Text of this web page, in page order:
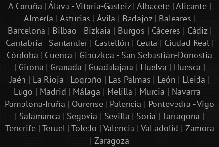
A Coruña | Álava - Vitoria-Gasteiz| Albacete| Alicante|
Almería | Asturias | Ávila | Badajoz| Baleares |
Barcelona | Bilbao - Bizkaia | Burgos | Cáceres | Cádiz|
Cantabria - Santander| Castellón | Ceuta | Ciudad Real|
Córdoba | Cuenca | Gipuzkoa - San Sebastián-Donostia
| Girona | Granada | Guadalajara | Huelva | Huesca |
Jaén | La Rioja - Logroño | Las Palmas | León | Lleida |
Lugo | Madrid | Málaga | Melilla | Murcia | Navarra -
Pamplona-Iruña | Ourense | Palencia | Pontevedra - Vigo
| Salamanca | Segovia | Sevilla | Soria | Tarragona |
Tenerife| Teruel| Toledo | Valencia | Valladolid | Zamora
| Zaragoza